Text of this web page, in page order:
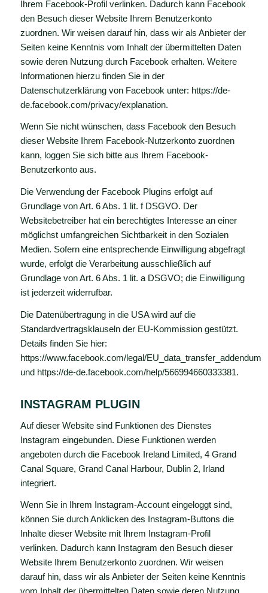
Ihrem Facebook-Profil verlinken. Dadurch kann Facebook
den Besuch dieser Website Ihrem Benutzerkonto
zuordnen. Wir weisen darauf hin, dass wir als Anbieter der
Seiten keine Kenntnis vom Inhalt der übermittelten Daten
sowie deren Nutzung durch Facebook erhalten. Weitere
Informationen hierzu finden Sie in der
Datenschutzerklärung von Facebook unter: https://de-
de.facebook.com/privacy/explanation.
Wenn Sie nicht wünschen, dass Facebook den Besuch
dieser Website Ihrem Facebook-Nutzerkonto zuordnen
kann, loggen Sie sich bitte aus Ihrem Facebook-
Benutzerkonto aus.
Die Verwendung der Facebook Plugins erfolgt auf
Grundlage von Art. 6 Abs. 1 lit. f DSGVO. Der
Websitebetreiber hat ein berechtigtes Interesse an einer
möglichst umfangreichen Sichtbarkeit in den Sozialen
Medien. Sofern eine entsprechende Einwilligung abgefragt
wurde, erfolgt die Verarbeitung ausschließlich auf
Grundlage von Art. 6 Abs. 1 lit. a DSGVO; die Einwilligung
ist jederzeit widerrufbar.
Die Datenübertragung in die USA wird auf die
Standardvertragsklauseln der EU-Kommission gestützt.
Details finden Sie hier:
https://www.facebook.com/legal/EU_data_transfer_addendum
und https://de-de.facebook.com/help/566994660333381.
INSTAGRAM PLUGIN
Auf dieser Website sind Funktionen des Dienstes
Instagram eingebunden. Diese Funktionen werden
angeboten durch die Facebook Ireland Limited, 4 Grand
Canal Square, Grand Canal Harbour, Dublin 2, Irland
integriert.
Wenn Sie in Ihrem Instagram-Account eingeloggt sind,
können Sie durch Anklicken des Instagram-Buttons die
Inhalte dieser Website mit Ihrem Instagram-Profil
verlinken. Dadurch kann Instagram den Besuch dieser
Website Ihrem Benutzerkonto zuordnen. Wir weisen
darauf hin, dass wir als Anbieter der Seiten keine Kenntnis